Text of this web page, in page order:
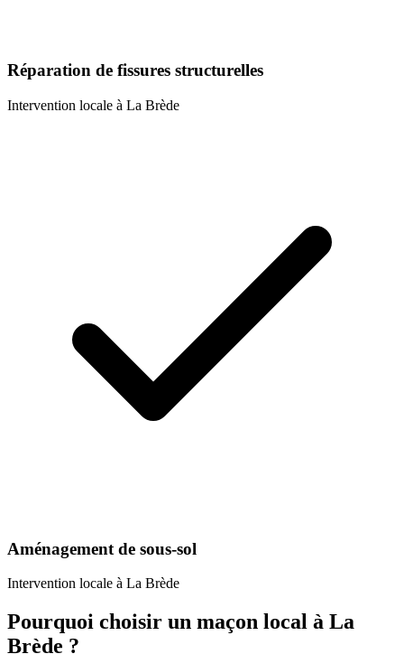
Réparation de fissures structurelles
Intervention locale à La Brède
Aménagement de sous-sol
Intervention locale à La Brède
Pourquoi choisir un maçon local à La
Brède ?